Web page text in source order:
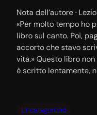
Nota dell’autore ·
«Per molto tempo ho
libro sul canto. Poi,
accorto che stavo
vita.» Questo libro
è scritto lentamente,
Uncategorized